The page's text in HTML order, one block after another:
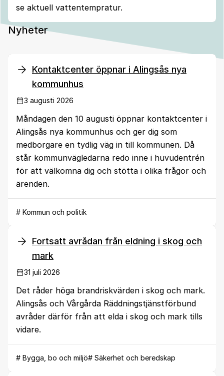
se aktuell vattentempratur.
Nyheter
Kontaktcenter öppnar i Alingsås nya
kommunhus
3 augusti 2026
Måndagen den 10 augusti öppnar kontaktcenter i
Alingsås nya kommunhus och ger dig som
medborgare en tydlig väg in till kommunen. Då
står kommunvägledarna redo inne i huvudentrén
för att välkomna dig och stötta i olika frågor och
ärenden.
# Kommun och politik
Fortsatt avrådan från eldning i skog och
mark
31 juli 2026
Det råder höga brandriskvärden i skog och mark.
Alingsås och Vårgårda Räddningstjänstförbund
avråder därför från att elda i skog och mark tills
vidare.
# Bygga, bo och miljö# Säkerhet och beredskap